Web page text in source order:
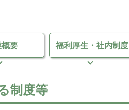
要 福利厚生・ 社内制度
制度等